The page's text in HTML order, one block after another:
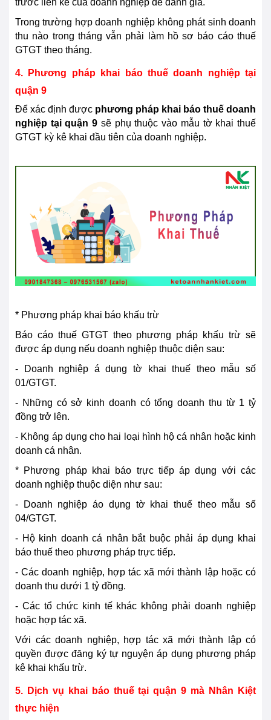
trước liền kề của doanh nghiệp để đánh giá.
Trong trường hợp doanh nghiệp không phát sinh doanh
thu nào trong tháng vẫn phải làm hồ sơ báo cáo thuế
GTGT theo tháng.
4. Phương pháp khai báo thuế doanh nghiệp tại
quận 9
Để xác định được phương pháp khai báo thuế doanh
nghiệp tại quận 9 sẽ phụ thuộc vào mẫu tờ khai thuế
GTGT kỳ kê khai đầu tiên của doanh nghiệp.
* Phương pháp khai báo khấu trừ
Báo cáo thuế GTGT theo phương pháp khấu trừ sẽ
được áp dụng nếu doanh nghiệp thuộc diện sau:
- Doanh nghiệp á dụng tờ khai thuế theo mẫu số
01/GTGT.
- Những có sở kinh doanh có tổng doanh thu từ 1 tỷ
đồng trở lên.
- Không áp dụng cho hai loại hình hộ cá nhân hoặc kinh
doanh cá nhân.
* Phương pháp khai báo trực tiếp áp dụng với các
doanh nghiệp thuộc diện như sau:
- Doanh nghiệp áo dụng tờ khai thuế theo mẫu số
04/GTGT.
- Hộ kinh doanh cá nhân bắt buộc phải áp dụng khai
báo thuế theo phương pháp trực tiếp.
- Các doanh nghiệp, hợp tác xã mới thành lập hoặc có
doanh thu dưới 1 tỷ đồng.
- Các tổ chức kinh tế khác không phải doanh nghiệp
hoặc hợp tác xã.
Với các doanh nghiệp, hợp tác xã mới thành lập có
quyền được đăng ký tự nguyện áp dụng phương pháp
kê khai khấu trừ.
5. Dịch vụ khai báo thuế tại quận 9 mà Nhân Kiệt
thực hiện